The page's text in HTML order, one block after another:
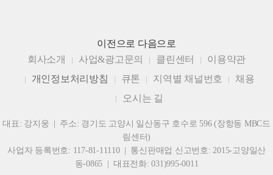
이전으로 다음으로
회사소개
사업&광고문의 클린센터
이용약관
개인정보처리방침
큐톤 지역별 채널번호
채용
오시는 길
대표: 강지웅 | 주소: 경기도 고양시 일산동구 호수로 596 (장항동 MBC드
림센터)
사업자 등록번호: 117-81-11110 | 통신판매업 신고번호: 2015-고양일산
동-0865 | 대표전화: 031)995-0011